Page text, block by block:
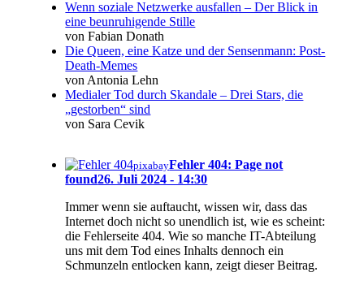
Wenn soziale Netzwerke ausfallen – Der Blick in
eine beunruhigende Stille
von Fabian Donath
Die Queen, eine Katze und der Sensenmann: Post-
Death-Memes
von Antonia Lehn
Medialer Tod durch Skandale – Drei Stars, die
„gestorben“ sind
von Sara Cevik
pixabayFehler 404: Page not
found26. Juli 2024 - 14:30
Immer wenn sie auftaucht, wissen wir, dass das
Internet doch nicht so unendlich ist, wie es scheint:
die Fehlerseite 404. Wie so manche IT-Abteilung
uns mit dem Tod eines Inhalts dennoch ein
Schmunzeln entlocken kann, zeigt dieser Beitrag.